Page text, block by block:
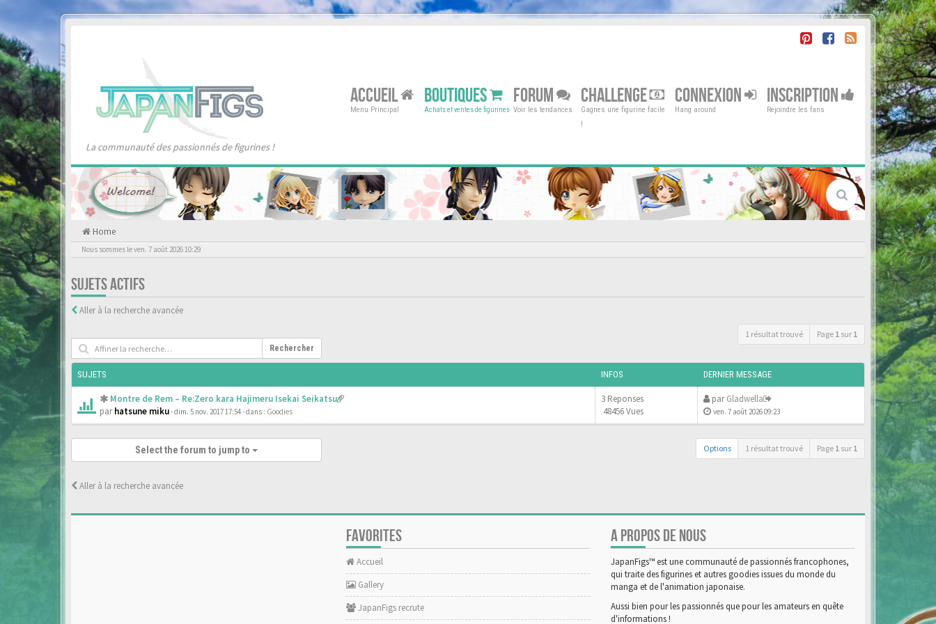
La communauté des passionnés de figurines !
ACCUEIL
Menu Principal
BOUTIQUES
Achats et ventes de figurines
FORUM
Voir les tendances
CHALLENGE
Gagnes une figurine facile
!
CONNEXION
Hang around
INSCRIPTION
Rejoindre les fans
Home
Nous sommes le ven. 7 août 2026 10:29
SUJETS ACTIFS
Aller à la recherche avancée
Rechercher
1 résultat trouvé Page 1 sur 1
SUJETS INFOS DERNIER MESSAGE
Montre de Rem – Re:Zero kara Hajimeru Isekai Seikatsu
parhatsune miku- dim. 5 nov. 2017 17:54- dans : Goodies
3 Reponses
48456 Vues
parGladwella
ven. 7 août 2026 09:23
Options 1 résultat trouvé Page 1 sur 1
Select the forum to jump to
Aller à la recherche avancée
FAVORITES
Accueil
Gallery
JapanFigs recrute
A PROPOS DE NOUS
JapanFigs™ est une communauté de passionnés francophones,
qui traite des figurines et autres goodies issues du monde du
manga et de l'animation japonaise.
Aussi bien pour les passionnés que pour les amateurs en quête
d'informations !